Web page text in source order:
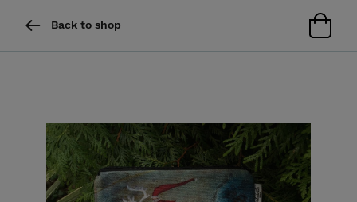
Back to shop